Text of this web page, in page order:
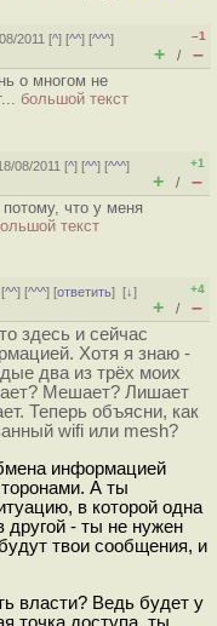
2011 [^] [^^] [^^^]
–1
+ / –
о многом не
большой текст
08/2011 [^] [^^] [^^^]
+1
+ / –
что у меня
текст
^^] [^^^] [ответить][↓]
+4
+ / –
здесь и сейчас
Хотя я знаю -
два из трёх моих
Мешает? Лишает
Теперь объясни, как
wifi или mesh?
информацией
А ты
в которой одна
другой - ты не нужен
твои сообщения, и
власти? Ведь будет у
точка доступа, ты